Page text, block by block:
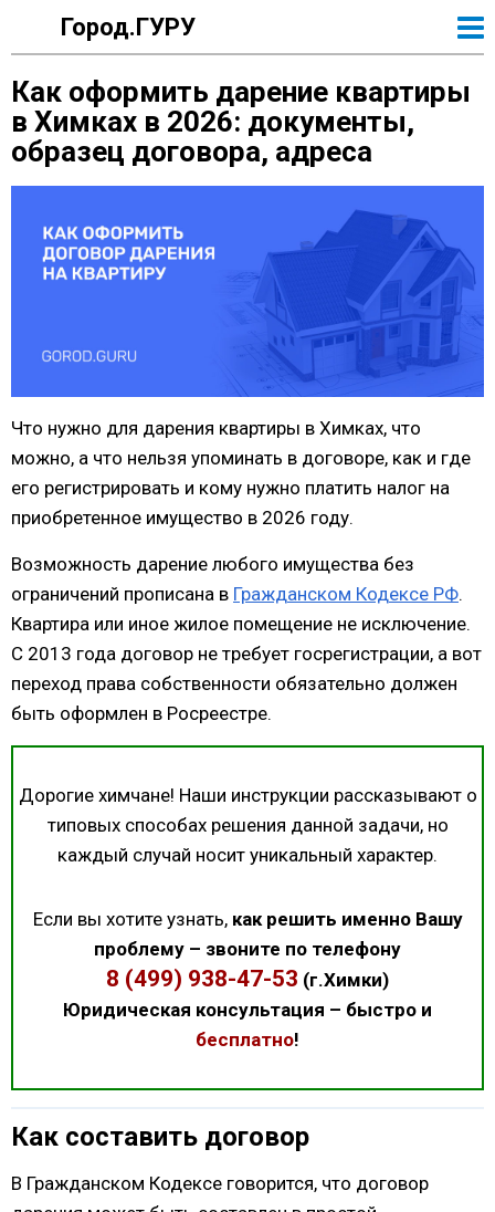
Город.ГУРУ
Как оформить дарение квартиры
в Химках в 2026: документы,
образец договора, адреса
Что нужно для дарения квартиры в Химках, что
можно, а что нельзя упоминать в договоре, как и где
его регистрировать и кому нужно платить налог на
приобретенное имущество в 2026 году.
Возможность дарение любого имущества без
ограничений прописана в Гражданском Кодексе РФ.
Квартира или иное жилое помещение не исключение.
С 2013 года договор не требует госрегистрации, а вот
переход права собственности обязательно должен
быть оформлен в Росреестре.
Дорогие химчане! Наши инструкции рассказывают о
типовых способах решения данной задачи, но
каждый случай носит уникальный характер.
Если вы хотите узнать, как решить именно Вашу
проблему – звоните по телефону
8 (499) 938-47-53 (г.Химки)
Юридическая консультация – быстро и
бесплатно!
Как составить договор
В Гражданском Кодексе говорится, что договор